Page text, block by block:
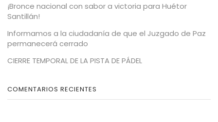
¡Bronce nacional con sabor a victoria para Huétor
Santillán!
Informamos a la ciudadanía de que el Juzgado de Paz
permanecerá cerrado
CIERRE TEMPORAL DE LA PISTA DE PÁDEL
COMENTARIOS RECIENTES